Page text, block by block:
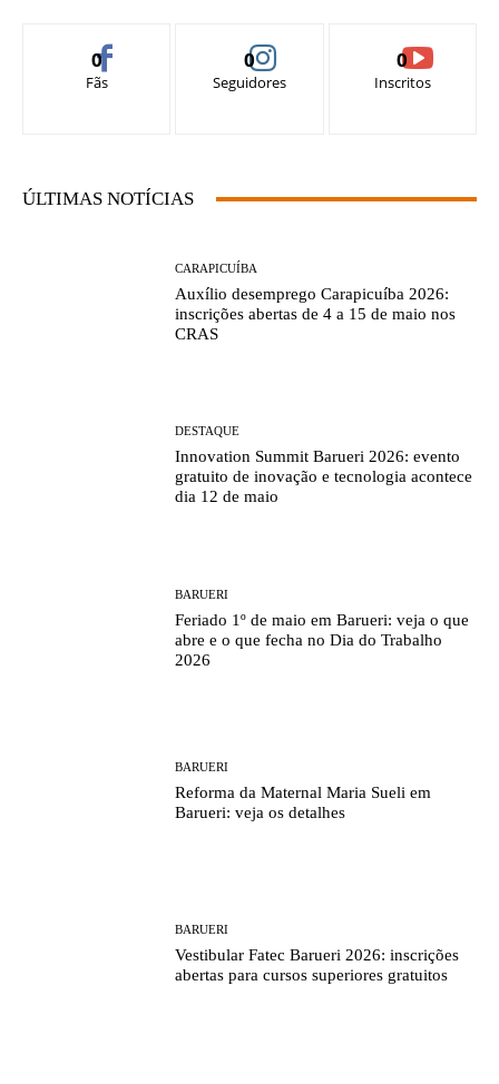
0
Fãs
0
Seguidores
0
Inscritos
ÚLTIMAS NOTÍCIAS
CARAPICUÍBA
Auxílio desemprego Carapicuíba 2026:
inscrições abertas de 4 a 15 de maio nos
CRAS
DESTAQUE
Innovation Summit Barueri 2026: evento
gratuito de inovação e tecnologia acontece
dia 12 de maio
BARUERI
Feriado 1º de maio em Barueri: veja o que
abre e o que fecha no Dia do Trabalho
2026
BARUERI
Reforma da Maternal Maria Sueli em
Barueri: veja os detalhes
BARUERI
Vestibular Fatec Barueri 2026: inscrições
abertas para cursos superiores gratuitos